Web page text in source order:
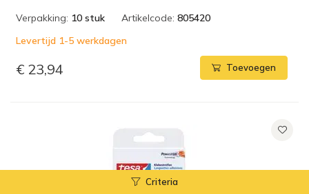
Verpakking: 10 stuk Artikelcode: 805420
Levertijd 1-5 werkdagen
€ 23,94 Toevoegen
Criteria